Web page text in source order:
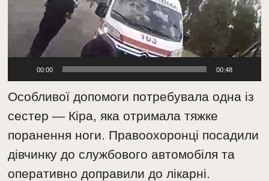
00:00 00:48
Особливої допомоги потребувала одна із
сестер — Кіра, яка отримала тяжке
поранення ноги. Правоохоронці посадили
дівчинку до службового автомобіля та
оперативно доправили до лікарні.